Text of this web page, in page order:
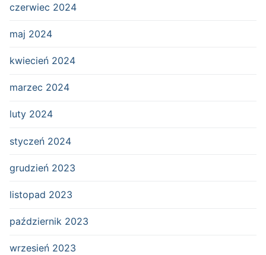
czerwiec 2024
maj 2024
kwiecień 2024
marzec 2024
luty 2024
styczeń 2024
grudzień 2023
listopad 2023
październik 2023
wrzesień 2023